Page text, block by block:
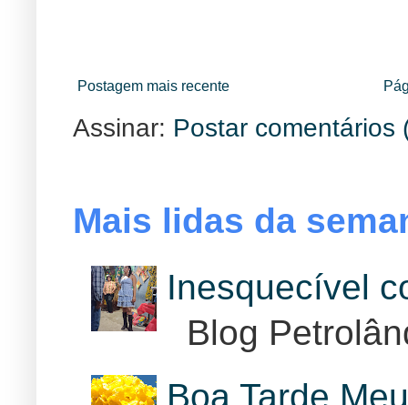
Postagem mais recente
Assinar: Postar comentários
Mais lidas da
Inesquecível
Blog
Boa Tarde